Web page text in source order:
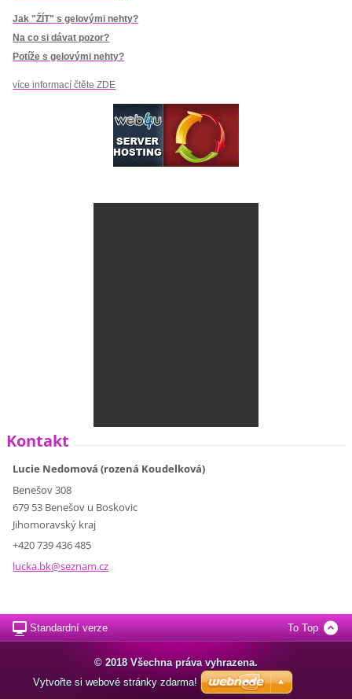
Jak "ŽÍT" s gelovými nehty?
Na co si dávat pozor?
Potíže s gelovými nehty?
více informací čtěte ZDE
Kontakt
Lucie Nedomová (rozená Koudelková)
Benešov 308
679 53 Benešov u Boskovic
Jihomoravský kraj
+420 739 436 485
lucka.bk@seznam.cz
Standardní verze To Top
© 2018 Všechna práva vyhrazena.
Vytvořte si webové stránky zdarma!